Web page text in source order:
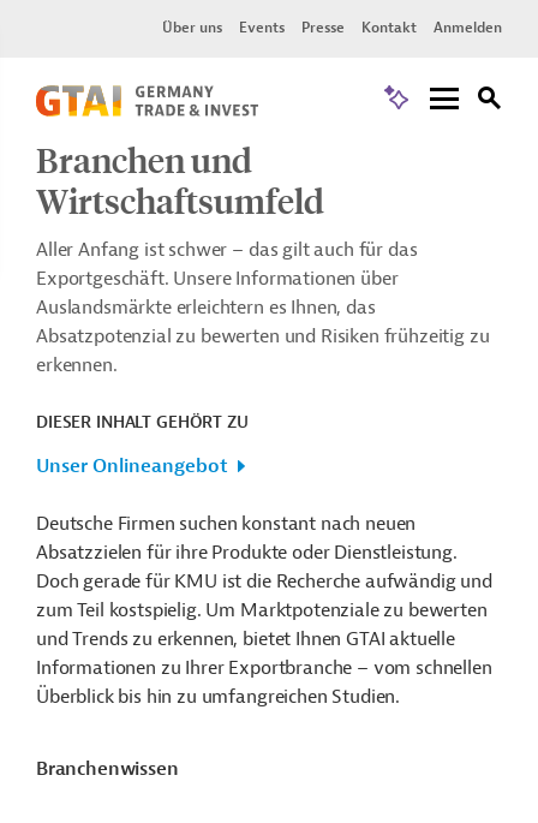
Über uns Events Presse Kontakt Anmelden
Branchen und
Wirtschaftsumfeld
Aller Anfang ist schwer – das gilt auch für das
Exportgeschäft. Unsere Informationen über
Auslandsmärkte erleichtern es Ihnen, das
Absatzpotenzial zu bewerten und Risiken frühzeitig zu
erkennen.
DIESER INHALT GEHÖRT ZU
Unser Onlineangebot
Deutsche Firmen suchen konstant nach neuen
Absatzzielen für ihre Produkte oder Dienstleistung.
Doch gerade für KMU ist die Recherche aufwändig und
zum Teil kostspielig. Um Marktpotenziale zu bewerten
und Trends zu erkennen, bietet Ihnen GTAI aktuelle
Informationen zu Ihrer Exportbranche – vom schnellen
Überblick bis hin zu umfangreichen Studien.
Branchenwissen